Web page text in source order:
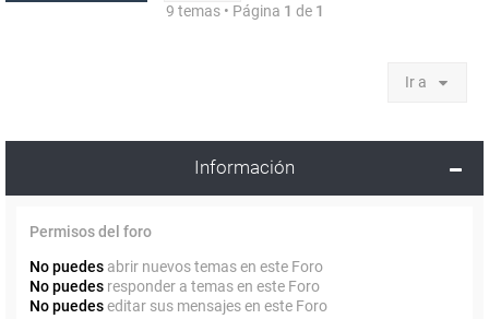
9 temas • Página 1 de 1
Ir a
Información
Permisos del foro
No puedes abrir nuevos temas en este Foro
No puedes responder a temas en este Foro
No puedeseditar sus mensajes en este Foro